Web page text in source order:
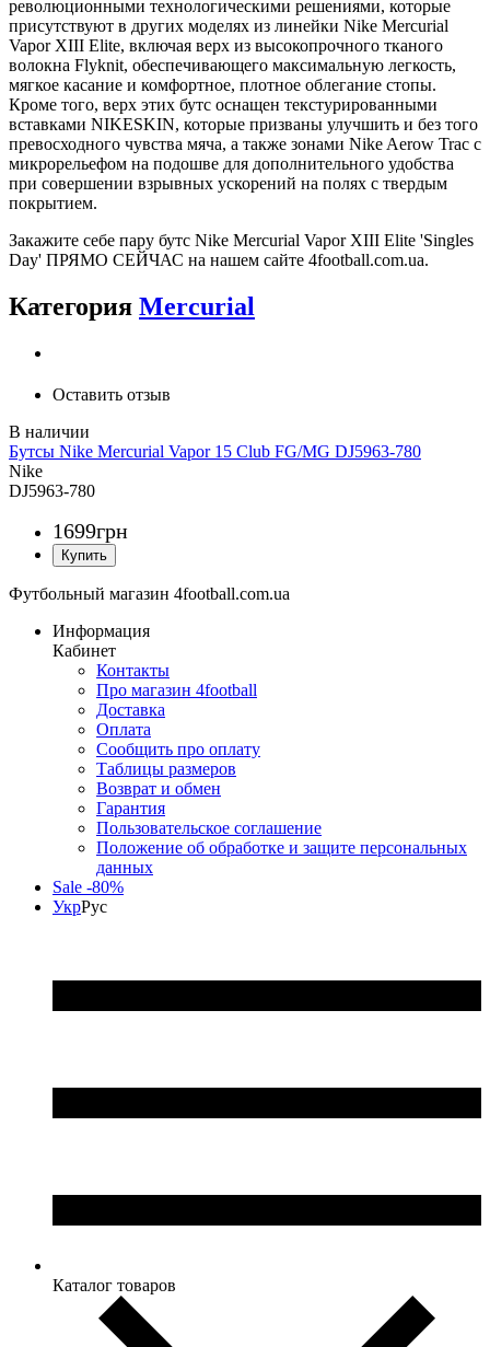
революционными технологическими решениями, которые
присутствуют в других моделях из линейки Nike Mercurial
Vapor XIII Elite, включая верх из высокопрочного тканого
волокна Flyknit, обеспечивающего максимальную легкость,
мягкое касание и комфортное, плотное облегание стопы.
Кроме того, верх этих бутс оснащен текстурированными
вставками NIKESKIN, которые призваны улучшить и без того
превосходного чувства мяча, а также зонами Nike Aerow Trac с
микрорельефом на подошве для дополнительного удобства
при совершении взрывных ускорений на полях с твердым
покрытием.
Закажите себе пару бутс Nike Mercurial Vapor XIII Elite 'Singles
Day' ПРЯМО СЕЙЧАС на нашем сайте 4football.com.ua.
Категория Mercurial
Оставить отзыв
Бутсы Nike Mercurial Vapor 15 Club FG/MG DJ5963-780
Nike
DJ5963-780
1699грн
Футбольный магазин 4football.com.ua
Информация
Кабинет
Контакты
Про магазин 4football
Доставка
Оплата
Сообщить про оплату
Таблицы размеров
Возврат и обмен
Гарантия
Пользовательское соглашение
Положение об обработке и защите персональных
данных
Sale -80%
УкрРус
Каталог товаров